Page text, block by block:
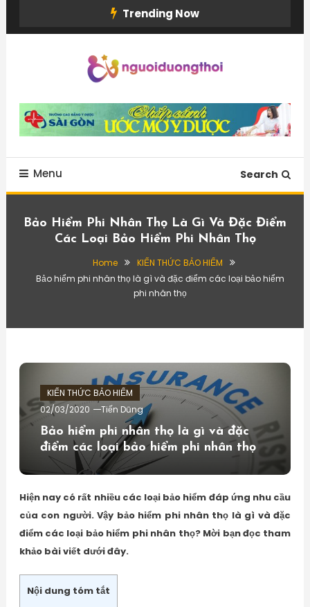
Trending Now
Menu Search
Bảo Hiểm Phi Nhân Thọ Là Gì Và Đặc Điểm
Các Loại Bảo Hiểm Phi Nhân Thọ
Home
KIẾN THỨC BẢO HIỂM
Bảo hiểm phi nhân thọ là gì và đặc điểm các loại bảo hiểm
phi nhân thọ
KIẾN THỨC BẢO HIỂM
02/03/2020
Tiến Dũng
Bảo hiểm phi nhân thọ là gì và đặc
điểm các loại bảo hiểm phi nhân thọ
Hiện nay có rất nhiều các loại bảo hiểm đáp ứng nhu cầu
của con người. Vậy bảo hiểm phi nhân thọ là gì và đặc
điểm các loại bảo hiểm phi nhân thọ? Mời bạn đọc tham
khảo bài viết dưới đây.
Nội dung tóm tắt